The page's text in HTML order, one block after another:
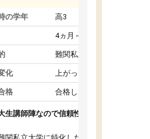
の学年 高3
4ヵ月～1年未満
難関私立受験対策
化 上がった
格 合格した
生講師陣なので信頼性や安心感が高
関私立大学に特化した準備をしたい